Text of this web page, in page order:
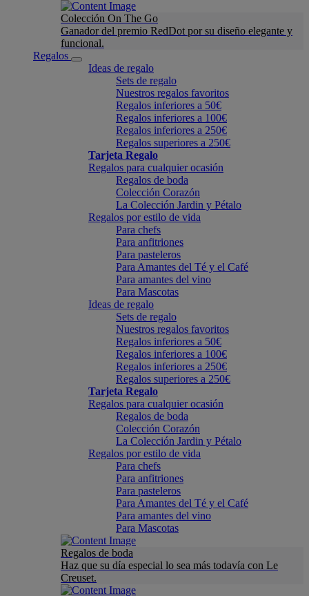
Colección On The Go
Ganador del premio RedDot por su diseño elegante y
funcional.
Regalos
Ideas de regalo
Sets de regalo
Nuestros regalos favoritos
Regalos inferiores a 50€
Regalos inferiores a 100€
Regalos inferiores a 250€
Regalos superiores a 250€
Tarjeta Regalo
Regalos para cualquier ocasión
Regalos de boda
Colección Corazón
La Colección Jardin y Pétalo
Regalos por estilo de vida
Para chefs
Para anfitriones
Para pasteleros
Para Amantes del Té y el Café
Para amantes del vino
Para Mascotas
Ideas de regalo
Sets de regalo
Nuestros regalos favoritos
Regalos inferiores a 50€
Regalos inferiores a 100€
Regalos inferiores a 250€
Regalos superiores a 250€
Tarjeta Regalo
Regalos para cualquier ocasión
Regalos de boda
Colección Corazón
La Colección Jardin y Pétalo
Regalos por estilo de vida
Para chefs
Para anfitriones
Para pasteleros
Para Amantes del Té y el Café
Para amantes del vino
Para Mascotas
Regalos de boda
Haz que su día especial lo sea más todavía con Le
Creuset.